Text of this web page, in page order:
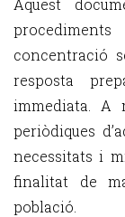
Aquest
concentració
resposta
immediata. A
periòdiques
necessitats i
finalitat de
població.